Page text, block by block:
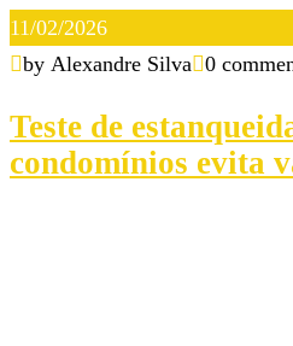
11/02/2026
by Alexandre Silva 0
Teste de
condomínios evita